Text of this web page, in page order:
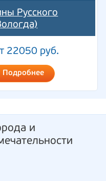
Русского
22050 руб.
Подробнее
и